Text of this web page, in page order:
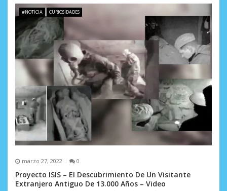
a
s
#NOTICIA CURIOSIDADES
marzo 27, 2022 0
Proyecto ISIS – El Descubrimiento De Un Visitante
Extranjero Antiguo De 13.000 Años – Video